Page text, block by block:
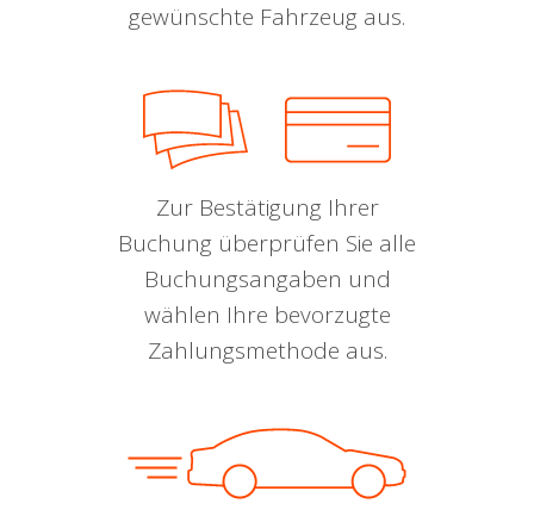
gewünschte Fahrzeug aus.
Zur Bestätigung Ihrer
Buchung überprüfen Sie alle
Buchungsangaben und
wählen Ihre bevorzugte
Zahlungsmethode aus.